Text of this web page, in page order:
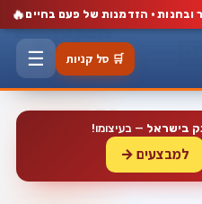
ובחנות · הזדמנות של פעם בחיים🔥
🛒 סל קניות ☰
בישראל — בעיצומו!
למבצעים →